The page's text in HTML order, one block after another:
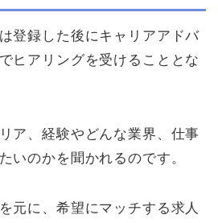
登録した後にキャリアアドバ
ヒアリングを受けることとな
ア、経験やどんな業界、仕事
いのかを聞かれるのです。
元に、希望にマッチする求人